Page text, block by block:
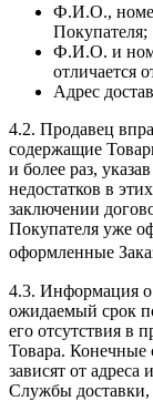
Ф.И.О.,
Покупателя;
Ф.И.О. и
отличается
Адрес
4.2. Продавец
содержащие
и более раз,
недостатков в
заключении
Покупателя уже
оформленные
4.3. Информация о
ожидаемый срок
его отсутствия в
Товара. Конечные
зависят от адреса
Службы доставки,